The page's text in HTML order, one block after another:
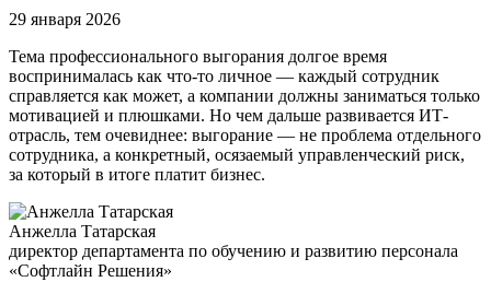
29 января 2026
Тема профессионального выгорания долгое время
воспринималась как что-то личное — каждый сотрудник
справляется как может, а компании должны заниматься только
мотивацией и плюшками. Но чем дальше развивается ИТ-
отрасль, тем очевиднее: выгорание — не проблема отдельного
сотрудника, а конкретный, осязаемый управленческий риск,
за который в итоге платит бизнес.
Анжелла Татарская
директор департамента по обучению и развитию персонала
«Софтлайн Решения»